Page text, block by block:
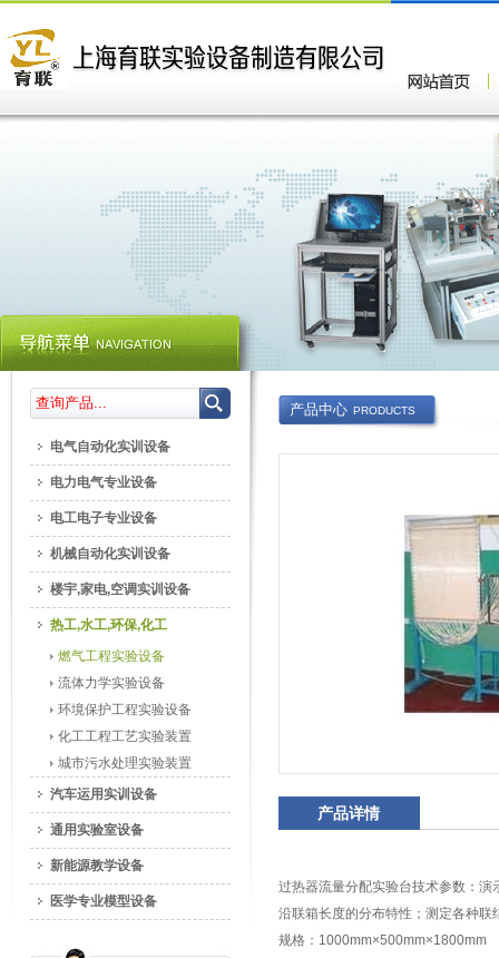
产品中心 PRODUCTS
产品详情
过热器流量分配实验台技术参数：
沿联箱长度的分布特性；测定各种
规格：1000mm×500mm×1800mm
电气自动化实训设备
电力电气专业设备
电工电子专业设备
机械自动化实训设备
楼宇,家电,空调实训设备
热工,水工,环保,化工
燃气工程实验设备
流体力学实验设备
环境保护工程实验设备
化工工程工艺实验装置
城市污水处理实验装置
汽车运用实训设备
通用实验室设备
新能源教学设备
医学专业模型设备